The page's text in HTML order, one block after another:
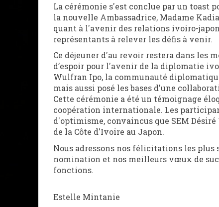
La cérémonie s'est conclue par un toast
la nouvelle Ambassadrice, Madame
quant à l'avenir des relations ivoiro-
représentants à relever les défis à venir.
Ce déjeuner d'au revoir restera dans les
d’espoir pour l'avenir de la diplomatie
Wulfran Ipo, la communauté
mais aussi posé les bases d'une
Cette cérémonie a été un témoignage
coopération internationale. Les
d'optimisme, convaincus que SEM
de la Côte d'Ivoire au Japon.
Nous adressons nos félicitations les plus
nomination et nos meilleurs vœux de
fonctions.
Estelle Mintanie